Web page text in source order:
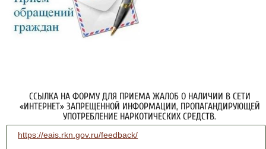
ССЫЛКА НА ФОРМУ ДЛЯ ПРИЕМА ЖАЛОБ О НАЛИЧИИ В СЕТИ
«ИНТЕРНЕТ» ЗАПРЕЩЕННОЙ ИНФОРМАЦИИ, ПРОПАГАНДИРУЮЩЕЙ
УПОТРЕБЛЕНИЕ НАРКОТИЧЕСКИХ СРЕДСТВ.
https://eais.rkn.gov.ru/feedback/